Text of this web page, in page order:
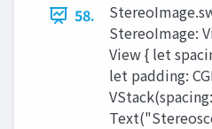
58.
StereoImage:
View { let
let padding: